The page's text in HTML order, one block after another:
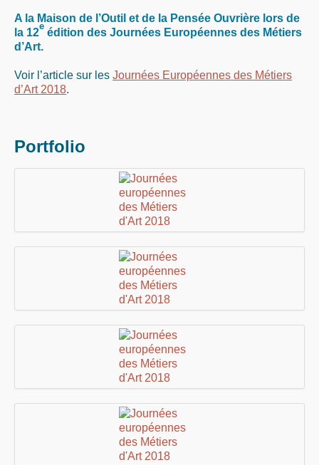
Agenda
Contact
A la Maison de l’Outil et de la Pensée Ouvrière lors de
la 12
e
édition des Journées Européennes des Métiers
d’Art.
Voir l’article sur les Journées Européennes des Métiers
d’Art 2018.
Portfolio